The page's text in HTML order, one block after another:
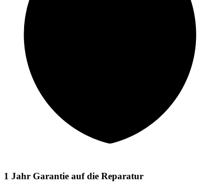
1 Jahr Garantie auf die Reparatur